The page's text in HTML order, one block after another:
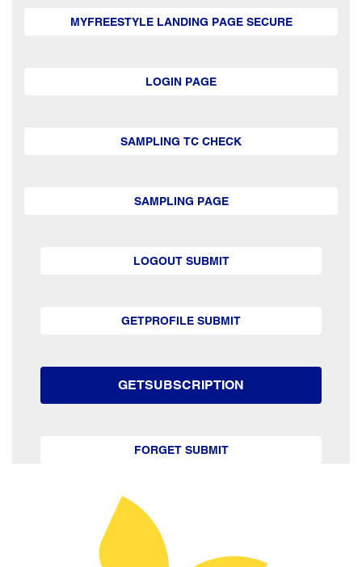
MYFREESTYLE LANDING PAGE SECURE
LOGIN PAGE
SAMPLING TC CHECK
SAMPLING PAGE
LOGOUT SUBMIT
GETPROFILE SUBMIT
GETSUBSCRIPTION
FORGET SUBMIT